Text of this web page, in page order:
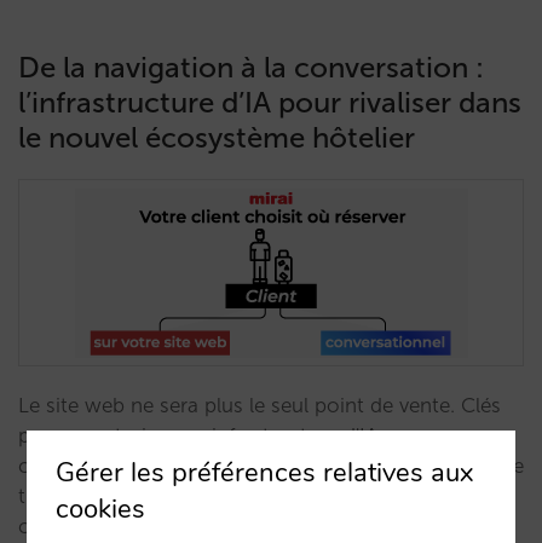
De la navigation à la conversation :
l’infrastructure d’IA pour rivaliser dans
le nouvel écosystème hôtelier
Le site web ne sera plus le seul point de vente. Clés
pour construire une infrastructure d'IA
conversationnelle vous permettant de vendre là où se
trouve le client : de la navigation traditionnelle à la
conversation.…
Gérer les préférences relatives aux
cookies